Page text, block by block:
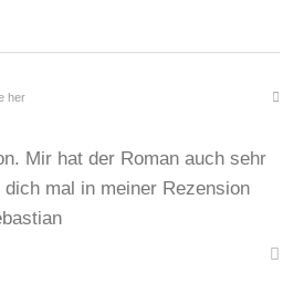
her
Mir hat der Roman auch sehr
mal in meiner Rezension